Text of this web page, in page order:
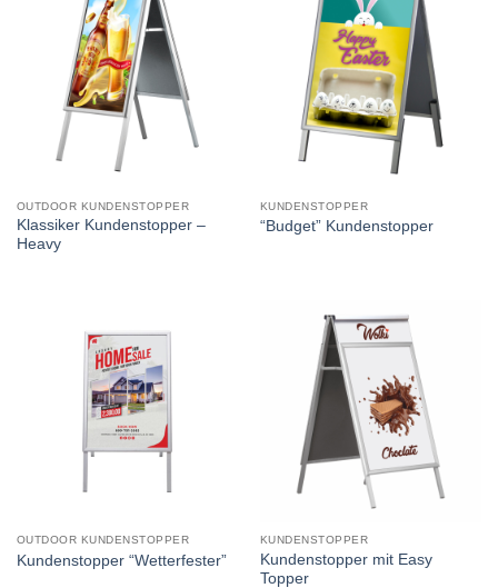
OUTDOOR KUNDENSTOPPER
Klassiker Kundenstopper –
Heavy
KUNDENSTOPPER
“Budget” Kundenstopper
OUTDOOR KUNDENSTOPPER
Kundenstopper “Wetterfester”
KUNDENSTOPPER
Kundenstopper mit Easy
Topper